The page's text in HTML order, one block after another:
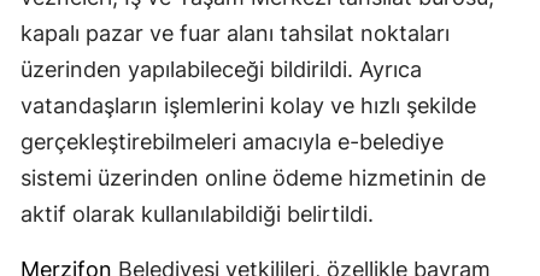
kapalı pazar ve fuar alanı tahsilat noktaları
üzerinden yapılabileceği bildirildi. Ayrıca
vatandaşların işlemlerini kolay ve hızlı şekilde
gerçekleştirebilmeleri amacıyla e-belediye
sistemi üzerinden online ödeme hizmetinin de
aktif olarak kullanılabildiği belirtildi.
Merzifon Belediyesi yetkilileri, özellikle bayram